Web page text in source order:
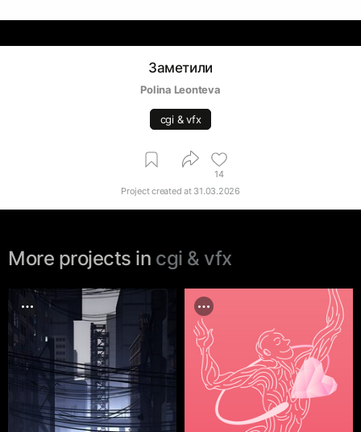
Заметили
Polina Leonteva
cgi & vfx
14
Project created at 31.03.2026
More projects in cgi & vfx